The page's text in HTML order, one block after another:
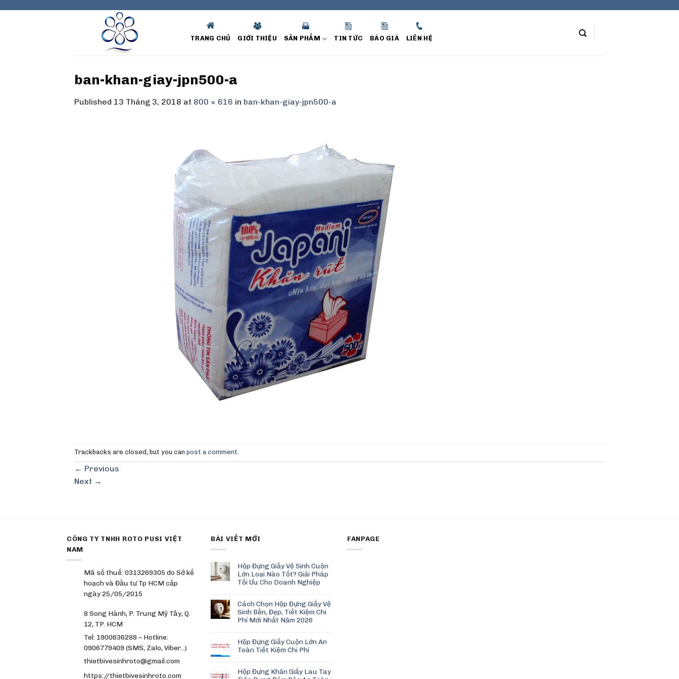
TRANG CHỦ GIỚI THIỆU SẢN PHẨM TIN TỨC BÁO GIÁ LIÊN HỆ
ban-khan-giay-jpn500-a
Published 13 Tháng 3, 2018 at 800 × 616 in ban-khan-giay-jpn500-a
Trackbacks are closed, but you can post a comment
← Previous
Next →
CÔNG TY TNHH ROTO PUSI VIỆT
NAM
Mã số thuế: 0313269305 do Sở kế
hoạch và Đầu tư Tp HCM cấp
ngày 25/05/2015
8 Song Hành, P. Trung Mỹ Tây, Q.
12, TP. HCM
Tel: 1900636288 – Hotline:
0906779409 (SMS, Zalo, Viber…)
thietbivesinhroto@gmail.com
https://thietbivesinhroto.com
BÀI VIẾT MỚI
Hộp Đựng Giấy Vệ Sinh Cuộn
Lớn Loại Nào Tốt? Giải Pháp
Tối Ưu Cho Doanh Nghiệp
Cách Chọn Hộp Đựng Giấy Vệ
Sinh Bền, Đẹp, Tiết Kiệm Chi
Phí Mới Nhất Năm 2026
Hộp Đựng Giấy Cuộn Lớn An
Toàn Tiết Kiệm Chi Phí
Hộp Đựng Khăn Giấy Lau Tay
FANPAGE